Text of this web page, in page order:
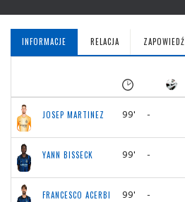
INFORMACJE RELACJA ZAPOWIEDŹ
JOSEP MARTINEZ 99' -
YANN BISSECK 99' -
FRANCESCO ACERBI 99' -